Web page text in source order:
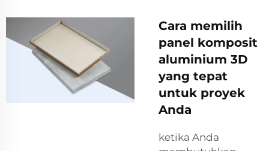
Cara memilih
panel komposit
aluminium 3D
yang tepat
untuk proyek
Anda
ketika Anda